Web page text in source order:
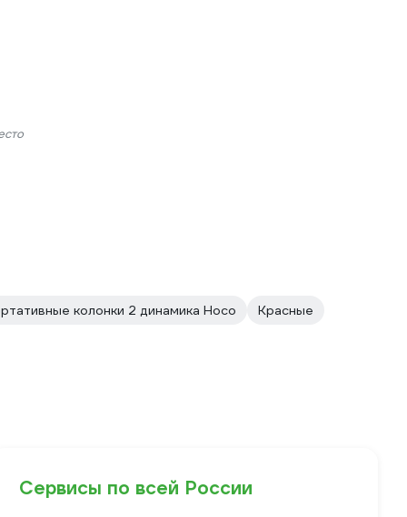
колонки 2 динамика Hoco
Красные
Сервисы по всей России